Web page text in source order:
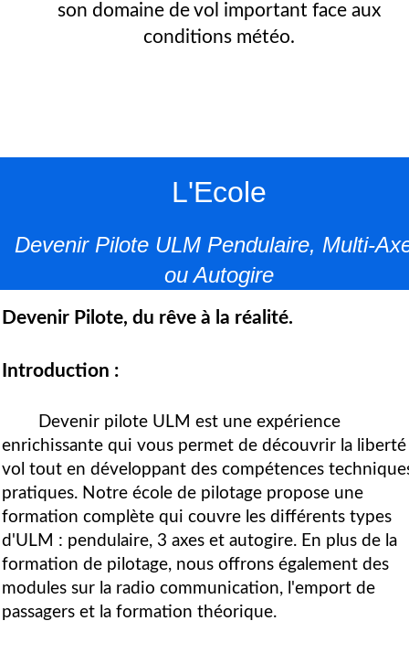
son domaine de vol important face aux
conditions météo.
L'Ecole
Devenir Pilote ULM Pendulaire, Multi-
ou Autogire
Devenir Pilote, du rêve à la réalité.
Introduction :
Devenir pilote ULM est une expérience
enrichissante qui vous permet de découvrir la
vol tout en développant des compétences
pratiques. Notre école de pilotage propose une
formation complète qui couvre les différents types
d'ULM : pendulaire, 3 axes et autogire. En plus de la
formation de pilotage, nous offrons également des
modules sur la radio communication, l'emport de
passagers et la formation théorique.